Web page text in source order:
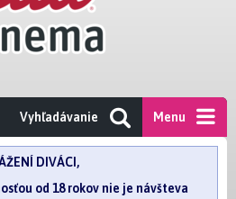
Menu
Vyhľadávanie
DIVÁCI,
od 18 rokov nie je návšteva